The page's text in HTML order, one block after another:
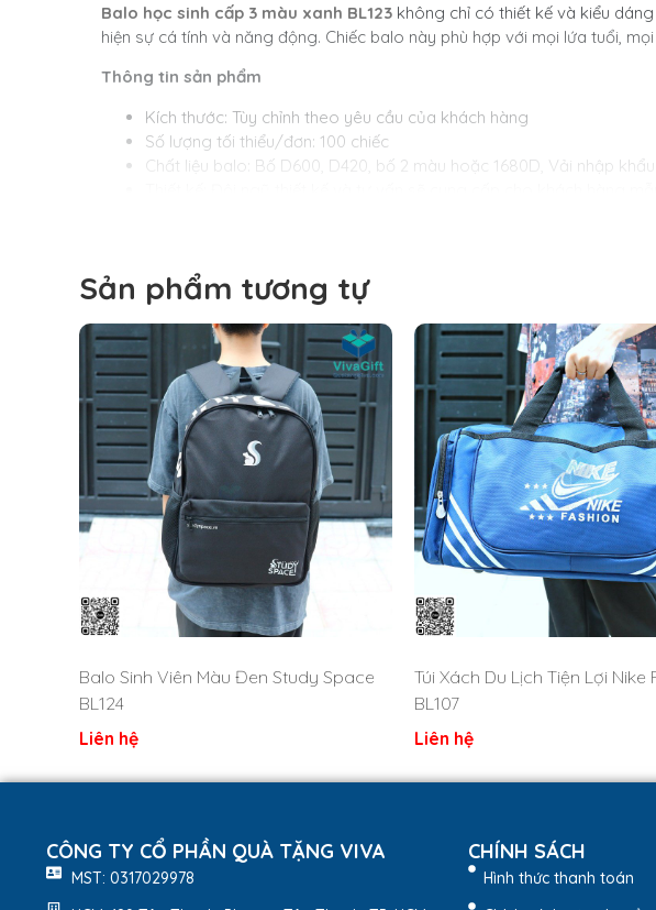
Balo học sinh cấp 3 màu xanh BL123 không chỉ có thiết kế và kiểu
hiện sự cá tính và năng động. Chiếc balo này phù hợp với mọi lứa tuổi,
Thông tin sản phẩm
Kích thước: Tùy chỉnh theo yêu cầu của khách hàng
Số lượng tối thiểu/đơn: 100 chiếc
Chất liệu balo: Bố D600, D420, bố 2 màu hoặc 1680D, Vải nhập
Thiết kế: Đội ngũ thiết kế và tư vấn sẽ cung cấp cho khách hàng
Kích thước: Cao x Ngang x Rộng = Theo Maket trao đổi với khách
Sản phẩm tương tự
Balo Sinh Viên Màu Đen Study Space
BL124
Liên hệ
Túi Xách Du Lịch Tiện Lợi Nike
BL107
Liên hệ
CÔNG TY CỔ PHẦN QUÀ TẶNG VIVA
MST: 0317029978
CHÍNH SÁCH
Hình thức thanh toán